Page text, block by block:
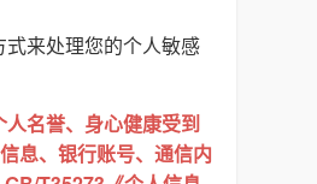
来处理您的个人敏感
名誉、身心健康受到
息、银行账号、通信内